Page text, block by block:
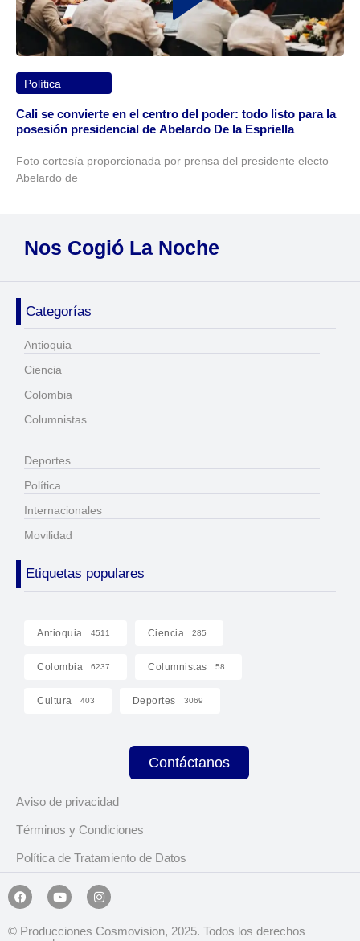
Política
Cali se convierte en el centro del poder: todo listo para la
posesión presidencial de Abelardo De la Espriella
Foto cortesía proporcionada por prensa del presidente electo
Abelardo de
Nos Cogió La Noche
Categorías
Antioquia
Ciencia
Colombia
Columnistas
Deportes
Política
Internacionales
Movilidad
Etiquetas populares
Antioquia 4511 Ciencia 285
Colombia 6237 Columnistas 58
Cultura 403 Deportes 3069
Contáctanos
Aviso de privacidad
Términos y Condiciones
Política de Tratamiento de Datos
© Producciones Cosmovision, 2025. Todos los derechos